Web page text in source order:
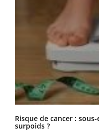
Risque de cancer :
surpoids ?